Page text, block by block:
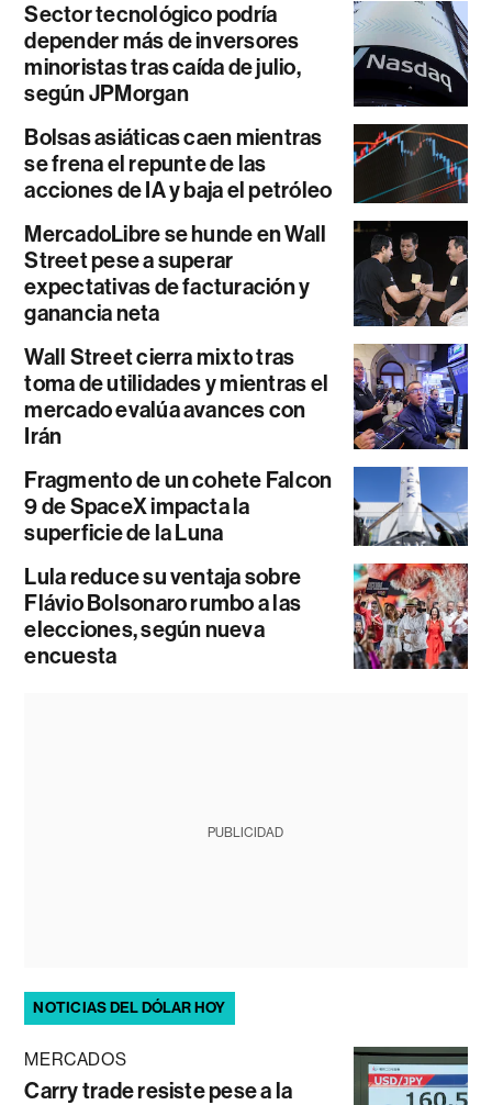
Sector tecnológico podría
depender más de inversores
minoristas tras caída de julio,
según JPMorgan
Bolsas asiáticas caen mientras
se frena el repunte de las
acciones de IA y baja el petróleo
MercadoLibre se hunde en Wall
Street pese a superar
expectativas de facturación y
ganancia neta
Wall Street cierra mixto tras
toma de utilidades y mientras el
mercado evalúa avances con
Irán
Fragmento de un cohete Falcon
9 de SpaceX impacta la
superficie de la Luna
Lula reduce su ventaja sobre
Flávio Bolsonaro rumbo a las
elecciones, según nueva
encuesta
PUBLICIDAD
NOTICIAS DEL DÓLAR HOY
MERCADOS
Carry trade resiste pese a la